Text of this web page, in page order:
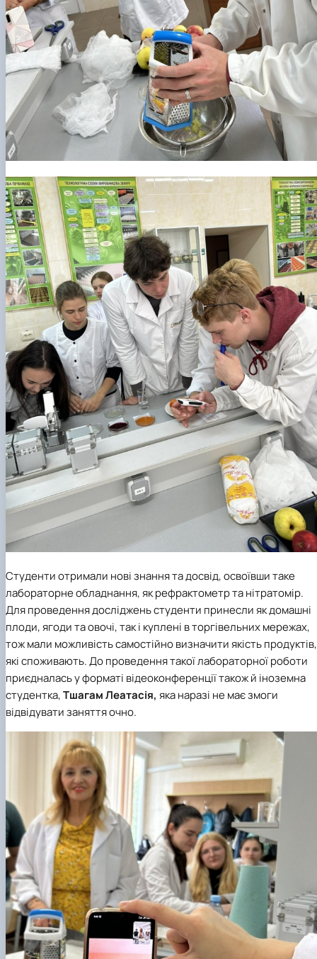
Студенти отримали нові знання та досвід, освоївши таке
лабораторне обладнання, як рефрактометр та нітратомір.
Для проведення досліджень студенти принесли як домашні
плоди, ягоди та овочі, так і куплені в торгівельних мережах,
тож мали можливість самостійно визначити якість продуктів,
які споживають. До проведення такої лабораторної роботи
приєдналась у форматі відеоконференції також й іноземна
студентка,Тшагам Леатасія, яка наразі не має змоги
відвідувати заняття очно.